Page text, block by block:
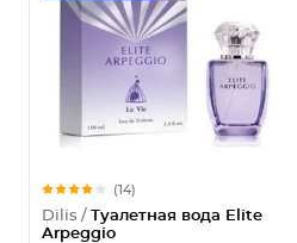
(14)
Dilis / Туалетная вода Elite
Arpeggio